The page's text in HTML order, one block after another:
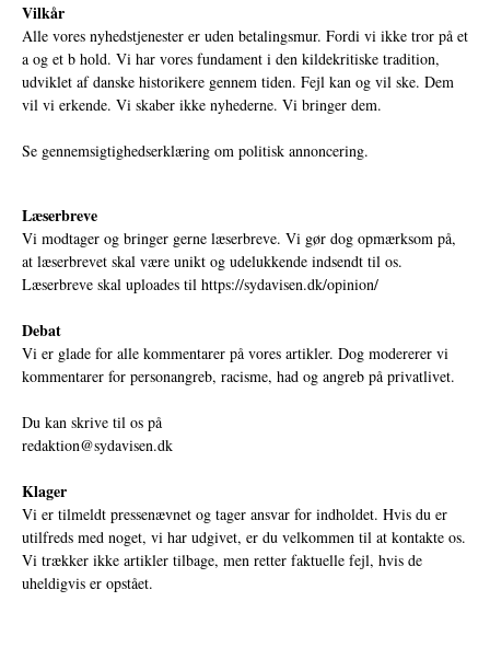
Vilkår
Alle vores nyhedstjenester er uden betalingsmur. Fordi vi ikke tror på et
a og et b hold. Vi har vores fundament i den kildekritiske tradition,
udviklet af danske historikere gennem tiden. Fejl kan og vil ske. Dem
vil vi erkende. Vi skaber ikke nyhederne. Vi bringer dem.
Se gennemsigtighedserklæring om politisk annoncering.
Læserbreve
Vi modtager og bringer gerne læserbreve. Vi gør dog opmærksom på,
at læserbrevet skal være unikt og udelukkende indsendt til os.
Læserbreve skal uploades til https://sydavisen.dk/opinion/
Debat
Vi er glade for alle kommentarer på vores artikler. Dog modererer vi
kommentarer for personangreb, racisme, had og angreb på privatlivet.
Du kan skrive til os på
redaktion@sydavisen.dk
Klager
Vi er tilmeldt pressenævnet og tager ansvar for indholdet. Hvis du er
utilfreds med noget, vi har udgivet, er du velkommen til at kontakte os.
Vi trækker ikke artikler tilbage, men retter faktuelle fejl, hvis de
uheldigvis er opstået.